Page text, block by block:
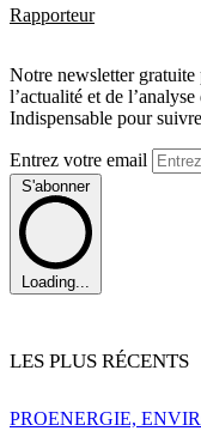
Rapporteur
Notre newsletter gratuite
l’actualité et de
Indispensable pour
Entrez votre email
S'abonner
Loading...
LES PLUS RÉCENTS
PROENERGIE,